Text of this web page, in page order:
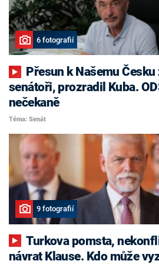
6 fotografií
senátoři, prozradil Kuba.
nečekaně
Téma: Senát
9 fotografií
Turkova pomsta, nekonfliktní Havlíček i
návrat Klause. Kdo může